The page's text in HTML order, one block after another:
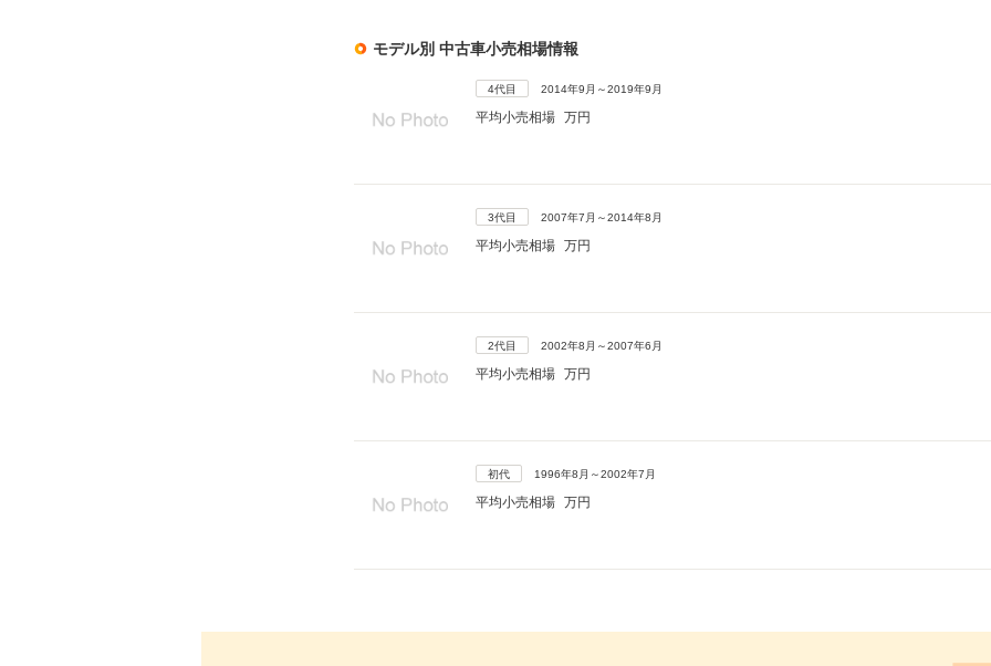
モデル別 中古車小売相場情報
4代目 2014年9月～2019年9月
平均小売相場 万円
3代目 2007年7月～2014年8月
平均小売相場 万円
2代目 2002年8月～2007年6月
平均小売相場 万円
初代 1996年8月～2002年7月
平均小売相場 万円